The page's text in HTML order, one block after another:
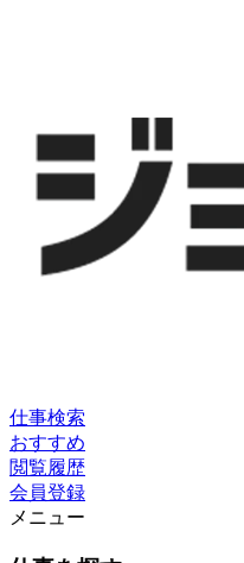
仕事検索
おすすめ
閲覧履歴
会員登録
メニュー